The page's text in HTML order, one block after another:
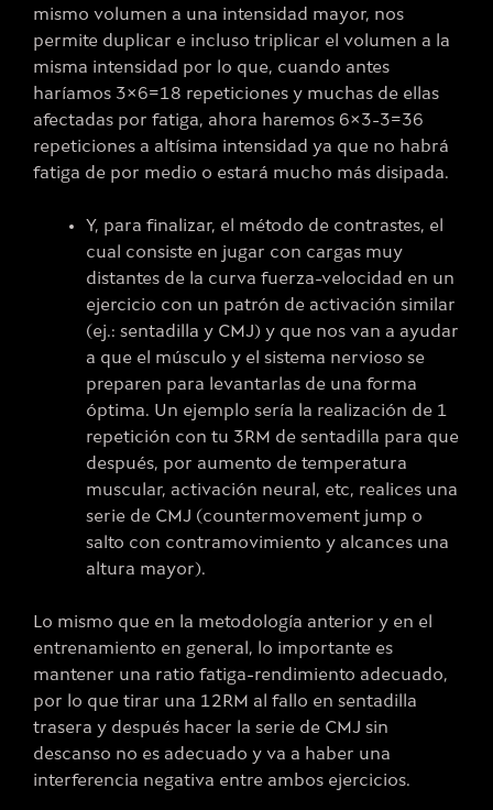
mismo volumen a una intensidad mayor, nos
permite duplicar e incluso triplicar el volumen a la
misma intensidad por lo que, cuando antes
haríamos 3×6=18 repeticiones y muchas de ellas
afectadas por fatiga, ahora haremos 6×3-3=36
repeticiones a altísima intensidad ya que no habrá
fatiga de por medio o estará mucho más disipada.
Y, para finalizar, el método de contrastes, el
cual consiste en jugar con cargas muy
distantes de la curva fuerza-velocidad en un
ejercicio con un patrón de activación similar
(ej.: sentadilla y CMJ) y que nos van a ayudar
a que el músculo y el sistema nervioso se
preparen para levantarlas de una forma
óptima. Un ejemplo sería la realización de 1
repetición con tu 3RM de sentadilla para que
después, por aumento de temperatura
muscular, activación neural, etc, realices una
serie de CMJ (countermovement jump o
salto con contramovimiento y alcances una
altura mayor).
Lo mismo que en la metodología anterior y en el
entrenamiento en general, lo importante es
mantener una ratio fatiga-rendimiento adecuado,
por lo que tirar una 12RM al fallo en sentadilla
trasera y después hacer la serie de CMJ sin
descanso no es adecuado y va a haber una
interferencia negativa entre ambos ejercicios.